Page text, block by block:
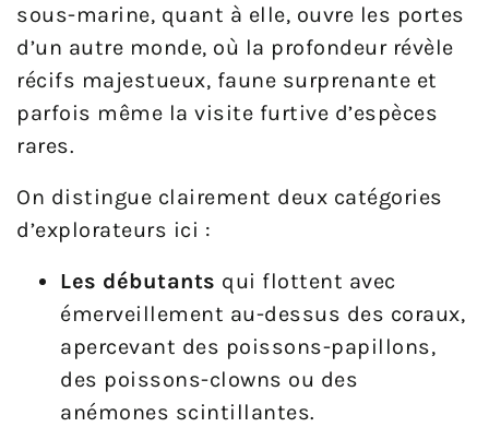
sous-marine, quant à elle, ouvre les portes
d’un autre monde, où la profondeur révèle
récifs majestueux, faune surprenante et
parfois même la visite furtive d’espèces
rares.
On distingue clairement deux catégories
d’explorateurs ici :
Les débutants qui flottent avec
émerveillement au-dessus des coraux,
apercevant des poissons-papillons,
des poissons-clowns ou des
anémones scintillantes.